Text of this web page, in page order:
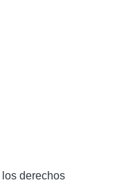
derechos